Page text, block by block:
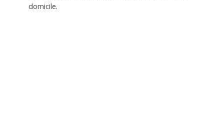
domicile.